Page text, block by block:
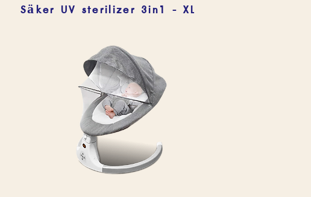
Säker UV sterilizer 3in1 - XL